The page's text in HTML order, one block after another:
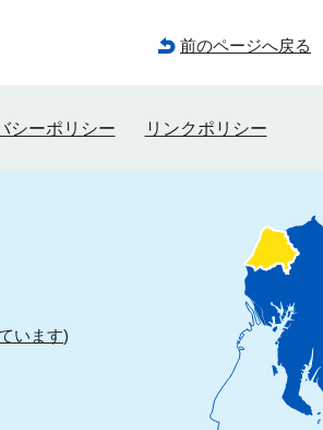
前のページへ戻る
シーポリシー リンクポリシー
います)